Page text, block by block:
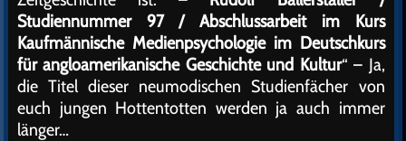
Studiennummer 97 / Abschlussarbeit im Kurs
Kaufmännische Medienpsychologie im Deutschkurs
für angloamerikanische Geschichte und Kultur“ – Ja,
die Titel dieser neumodischen Studienfächer von
euch jungen Hottentotten werden ja auch immer
länger…